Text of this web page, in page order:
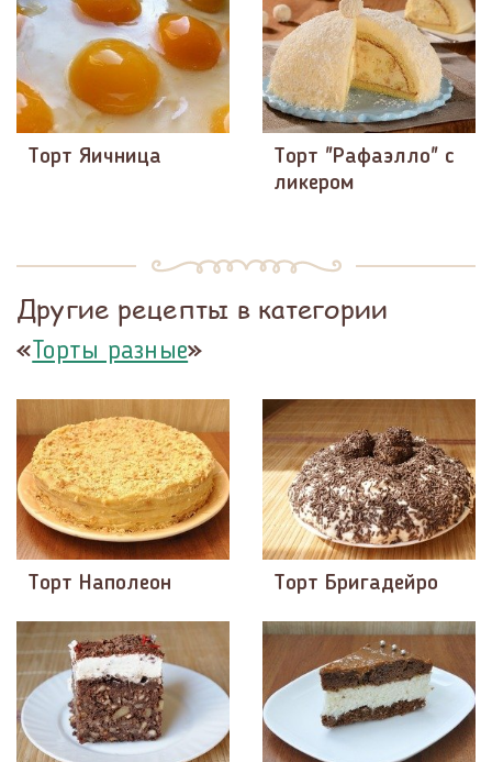
Торт Яичница
Торт "Рафаэлло" с
ликером
Другие рецепты в категории
« Торты разные»
Торт Наполеон Торт Бригадейро